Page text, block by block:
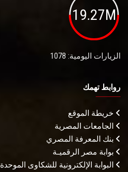
19.27M
الزيارات اليومية: 1078
روابط تهمك
خريطة الموقع
الجامعات المصرية
بنك المعرفة المصري
بوابة مصر الرقميـة
البوابة الإلكترونية للشكاوى الموحدة